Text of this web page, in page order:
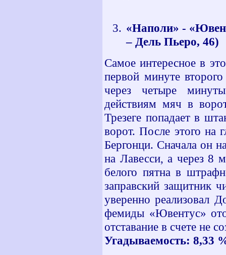
«Наполи» -
– Дель Пьеро, 46)
Самое интересное в
первой минуте
через четыре
действиям мяч в
Трезеге попадает в
ворот. После этого на
Бергонци. Сначала он
на Лавесси, а через 8
белого пятна в
заправский защитник
уверенно реализовал
фемиды «Ювентус»
отставание в счете не
Угадываемость: 8,33